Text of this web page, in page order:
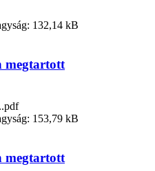
132,14 kB
megtartott
153,79 kB
megtartott